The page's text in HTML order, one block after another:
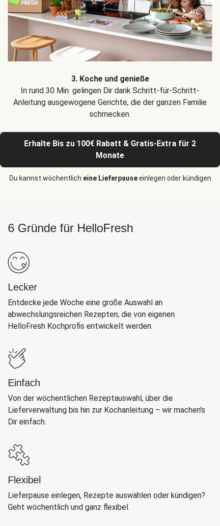
3. Koche und genieße
In rund 30 Min. gelingen Dir dank Schritt-für-Schritt-
Anleitung ausgewogene Gerichte, die der ganzen Familie
schmecken.
Erhalte Bis zu 100€ Rabatt & Gratis-Extra für 2
Monate
Du kannst wöchentlich eine Lieferpauseeinlegen oder kündigen
6 Gründe für HelloFresh
Lecker
Entdecke jede Woche eine große Auswahl an
abwechslungsreichen Rezepten, die von eigenen
HelloFresh Kochprofis entwickelt werden.
Einfach
Von der wöchentlichen Rezeptauswahl, über die
Lieferverwaltung bis hin zur Kochanleitung – wir machen's
Dir einfach.
Flexibel
Lieferpause einlegen, Rezepte auswählen oder kündigen?
Geht wöchentlich und ganz flexibel.